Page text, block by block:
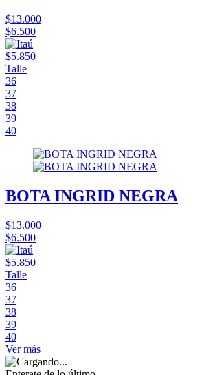
$13.000
$6.500
$5.850
Talle
36
37
38
39
40
BOTA INGRID NEGRA
$13.000
$6.500
$5.850
Talle
36
37
38
39
40
Ver más